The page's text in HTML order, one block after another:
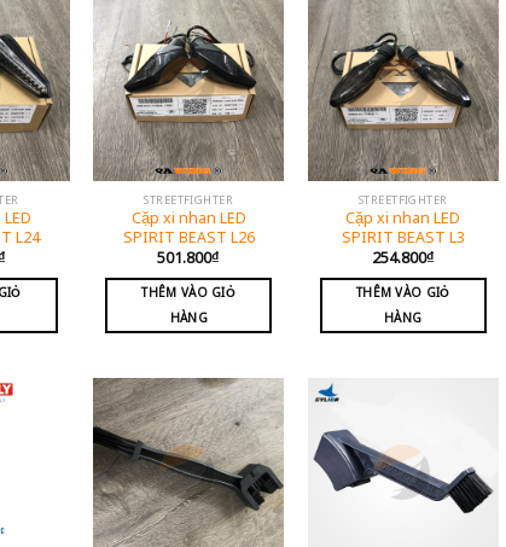
L24
STREETFIGHTER
Cặp xi nhan LED
SPIRIT BEAST L26
501.800₫
THÊM VÀO GIỎ
HÀNG
STREETFIGHTER
Cặp xi nhan LED
SPIRIT BEAST L3
254.800₫
THÊM VÀO GIỎ
HÀNG